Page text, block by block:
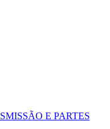
E PARTES